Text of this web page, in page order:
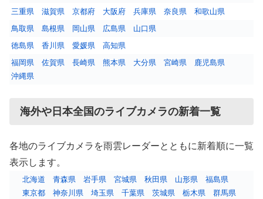
三重県
滋賀県 京都府 大阪府 兵庫県 奈良県
和歌山県
鳥取県
島根県 岡山県 広島県
山口県
徳島県
香川県 愛媛県
高知県
福岡県
佐賀県 長崎県 熊本県 大分県 宮崎県
鹿児島県
沖縄県
海外や日本全国のライブカメラの新着一覧
各地のライブカメラを雨雲レーダーとともに新着順に一覧
表示します。
北海道 青森県 岩手県 宮城県 秋田県 山形県
福島県
東京都
神奈川県 埼玉県 千葉県 茨城県 栃木県
群馬県